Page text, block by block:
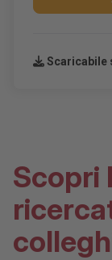
Scaricabile
Scopri